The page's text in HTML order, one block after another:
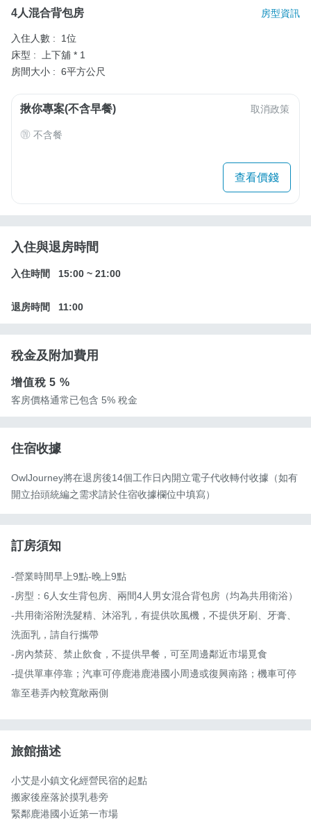
4人混合背包房 房型資訊
入住人數 :
1位
床型 :
上下舖 * 1
房間大小 : 6平方公尺
揪你專案(不含早餐) 取消政策
不含餐
查看價錢
入住與退房時間
入住時間 15:00 ~ 21:00
退房時間 11:00
稅金及附加費用
增值稅5 %
客房價格通常已包含 5% 稅金
住宿收據
OwlJourney將在退房後14個工作日內開立電子代收轉付收據（如有
開立抬頭統編之需求請於住宿收據欄位中填寫）
訂房須知
-營業時間早上9點-晚上9點
-房型：6人女生背包房、兩間4人男女混合背包房（均為共用衛浴）
-共用衛浴附洗髮精、沐浴乳，有提供吹風機，不提供牙刷、牙膏、
洗面乳，請自行攜帶
-房內禁菸、禁止飲食，不提供早餐，可至周邊鄰近市場覓食
-提供單車停靠；汽車可停鹿港鹿港國小周邊或復興南路；機車可停
靠至巷弄內較寬敞兩側
旅館描述
小艾是小鎮文化經營民宿的起點
搬家後座落於摸乳巷旁
緊鄰鹿港國小近第一市場